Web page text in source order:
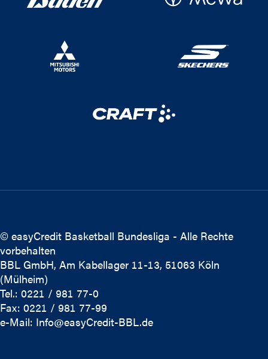
© easyCredit Basketball Bundesliga - Alle Rechte
vorbehalten
BBL GmbH, Am Kabellager 11-13, 51063 Köln
(Mülheim)
Tel.: 0221 / 981 77-0
Fax: 0221 / 981 77-99
e-Mail: Info@easyCredit-BBL.de